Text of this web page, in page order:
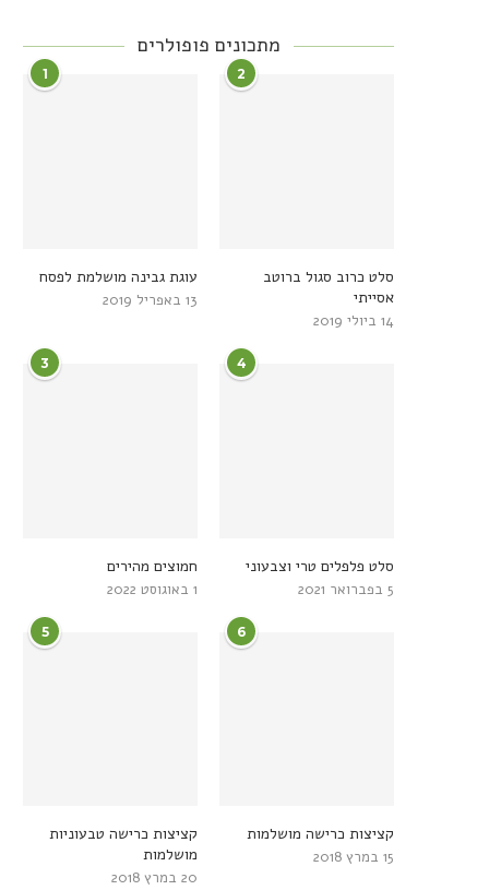
מתכונים פופולרים
1
עוגת גבינה מושלמת לפסח
13 באפריל 2019
2
סלט כרוב סגול ברוטב
אסייתי
14 ביולי 2019
3
חמוצים מהירים
1 באוגוסט 2022
4
סלט פלפלים טרי וצבעוני
5 בפברואר 2021
5
קציצות כרישה טבעוניות
מושלמות
20 במרץ 2018
6
קציצות כרישה מושלמות
15 במרץ 2018